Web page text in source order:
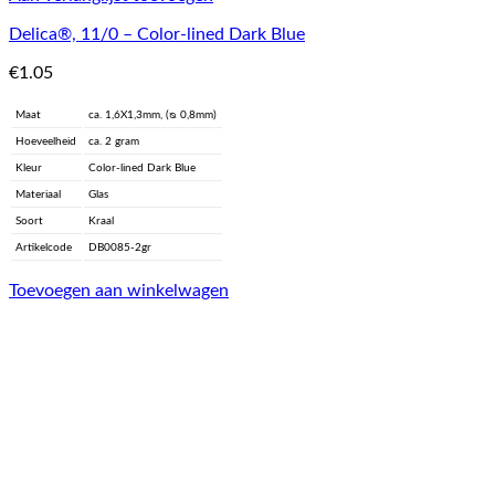
Delica®, 11/0 – Color-lined Dark Blue
€1.05
Maat ca. 1,6X1,3mm, (ᴓ 0,8mm)
Hoeveelheid ca. 2 gram
Kleur Color-lined Dark Blue
Materiaal Glas
Soort Kraal
Artikelcode DB0085-2gr
Toevoegen aan winkelwagen